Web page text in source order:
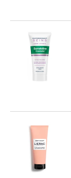
cutanee